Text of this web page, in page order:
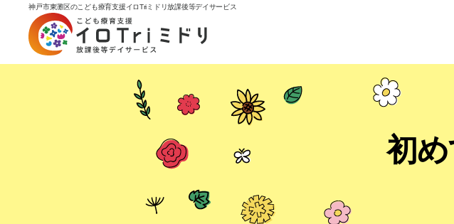
神戸市東灘区のこども療育支援イロTriミドリ放課後等デイサービス
初